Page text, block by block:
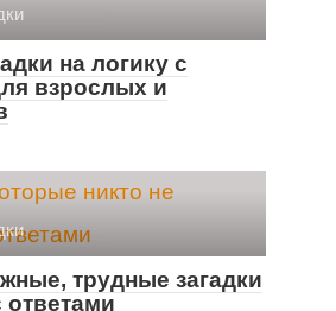
на логику с
взрослых и
трудные загадки
ответами